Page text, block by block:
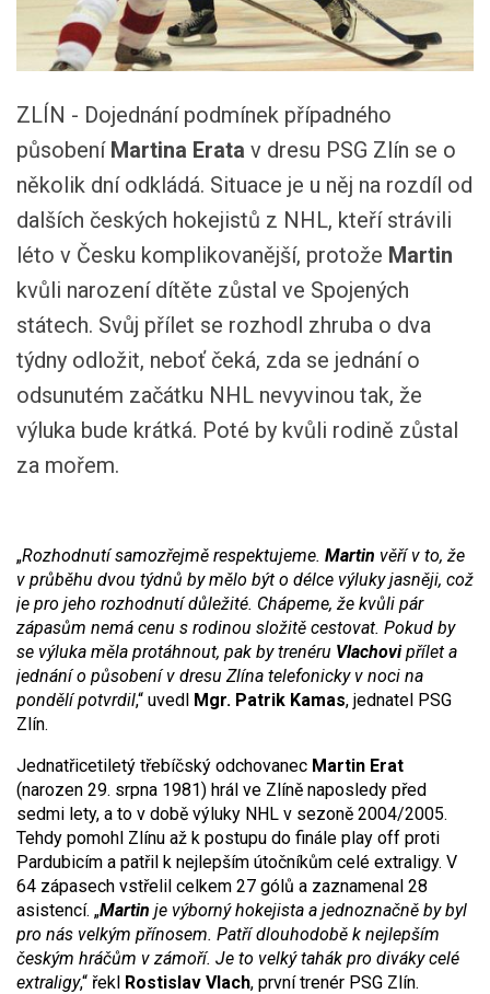
ZLÍN - Dojednání podmínek případného
působení Martina Erata v dresu PSG Zlín se o
několik dní odkládá. Situace je u něj na rozdíl od
dalších českých hokejistů z NHL, kteří strávili
léto v Česku komplikovanější, protože Martin
kvůli narození dítěte zůstal ve Spojených
státech. Svůj přílet se rozhodl zhruba o dva
týdny odložit, neboť čeká, zda se jednání o
odsunutém začátku NHL nevyvinou tak, že
výluka bude krátká. Poté by kvůli rodině zůstal
za mořem.
„Rozhodnutí samozřejmě respektujeme. Martin věří v to, že
v průběhu dvou týdnů by mělo být o délce výluky jasněji, což
je pro jeho rozhodnutí důležité. Chápeme, že kvůli pár
zápasům nemá cenu s rodinou složitě cestovat. Pokud by
se výluka měla protáhnout, pak by trenéru Vlachovipřílet a
jednání o působení v dresu Zlína telefonicky v noci na
pondělí potvrdil,“ uvedl Mgr. Patrik Kamas, jednatel PSG
Zlín.
Jednatřicetiletý třebíčský odchovanec Martin Erat
(narozen 29. srpna 1981) hrál ve Zlíně naposledy před
sedmi lety, a to v době výluky NHL v sezoně 2004/2005.
Tehdy pomohl Zlínu až k postupu do finále play off proti
Pardubicím a patřil k nejlepším útočníkům celé extraligy. V
64 zápasech vstřelil celkem 27 gólů a zaznamenal 28
asistencí. „Martin je výborný hokejista a jednoznačně by byl
pro nás velkým přínosem. Patří dlouhodobě k nejlepším
českým hráčům v zámoří. Je to velký tahák pro diváky celé
extraligy,“ řekl Rostislav Vlach, první trenér PSG Zlín.